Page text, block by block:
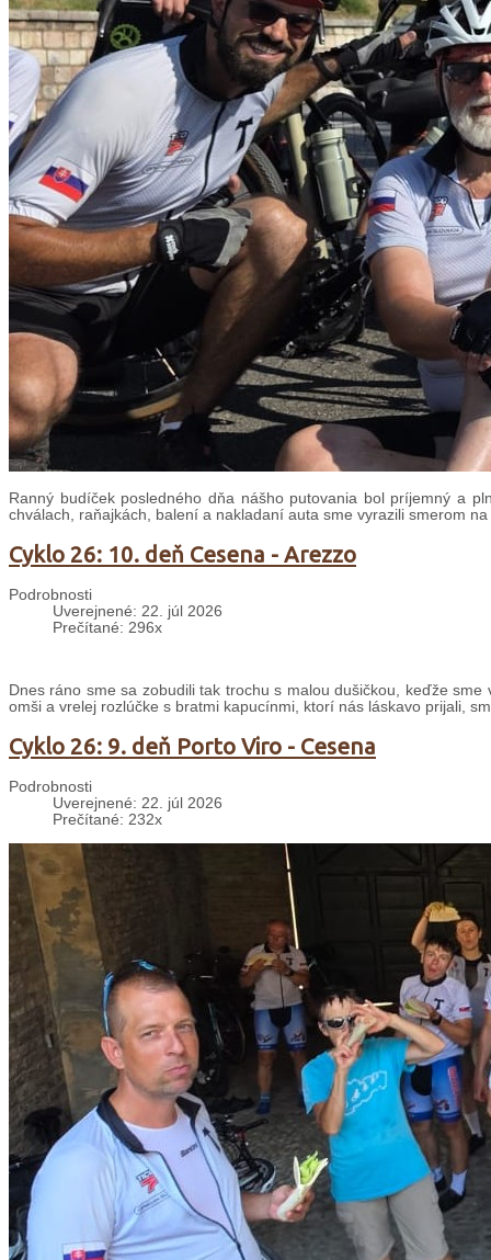
Ranný budíček posledného dňa nášho putovania bol príjemný a
chválach, raňajkách, balení a nakladaní auta sme vyrazili smerom
Cyklo 26: 10. deň Cesena - Arezzo
Podrobnosti
Uverejnené: 22. júl 2026
Prečítané: 296x
Dnes ráno sme sa zobudili tak trochu s malou dušičkou, keďže
omši a vrelej rozlúčke s bratmi kapucínmi, ktorí nás láskavo prijali,
Cyklo 26: 9. deň Porto Viro - Cesena
Podrobnosti
Uverejnené: 22. júl 2026
Prečítané: 232x